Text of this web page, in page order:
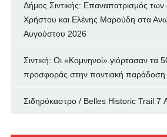
Δήμος Σιντικής: Επαναπατρισμός
Χρήστου και Ελένης Μαρούδη στα
Αυγούστου 2026
Σιντική: Οι «Κομνηνοί» γιόρτασαν τα
προσφοράς στην ποντιακή παράδοση
Σιδηρόκαστρο / Belles Historic Trail 7